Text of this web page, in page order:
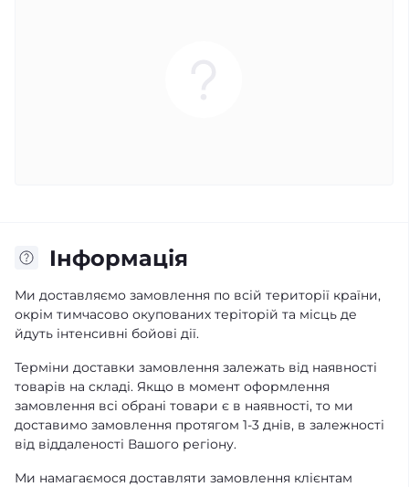
Iнформація
Ми доставляємо замовлення по всій території країни,
окрім тимчасово окупованих теріторій та місць де
йдуть інтенсивні бойові дії.
Терміни доставки замовлення залежать від наявності
товарів на складі. Якщо в момент оформлення
замовлення всі обрані товари є в наявності, то ми
доставимо замовлення протягом 1-3 днів, в залежності
від віддаленості Вашого регіону.
Ми намагаємося доставляти замовлення клієнтам